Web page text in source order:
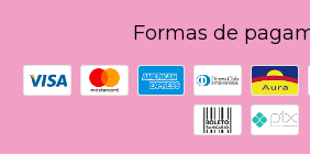
Formas de